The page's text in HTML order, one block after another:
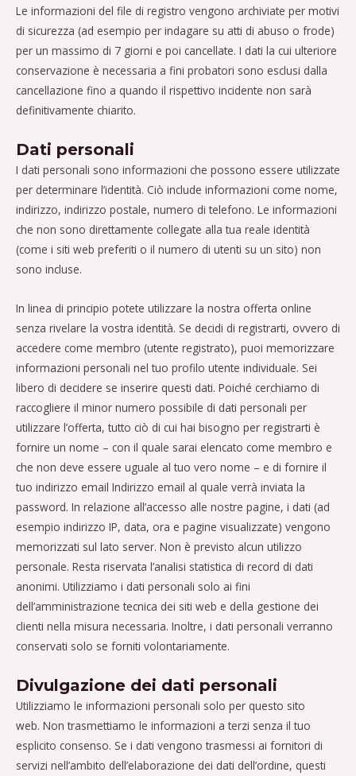
Le informazioni del file di registro vengono archiviate per motivi
di sicurezza (ad esempio per indagare su atti di abuso o frode)
per un massimo di 7 giorni e poi cancellate. I dati la cui ulteriore
conservazione è necessaria a fini probatori sono esclusi dalla
cancellazione fino a quando il rispettivo incidente non sarà
definitivamente chiarito.
Dati personali
I dati personali sono informazioni che possono essere utilizzate
per determinare l’identità. Ciò include informazioni come nome,
indirizzo, indirizzo postale, numero di telefono. Le informazioni
che non sono direttamente collegate alla tua reale identità
(come i siti web preferiti o il numero di utenti su un sito) non
sono incluse.
In linea di principio potete utilizzare la nostra offerta online
senza rivelare la vostra identità. Se decidi di registrarti, ovvero di
accedere come membro (utente registrato), puoi memorizzare
informazioni personali nel tuo profilo utente individuale. Sei
libero di decidere se inserire questi dati. Poiché cerchiamo di
raccogliere il minor numero possibile di dati personali per
utilizzare l’offerta, tutto ciò di cui hai bisogno per registrarti è
fornire un nome – con il quale sarai elencato come membro e
che non deve essere uguale al tuo vero nome – e di fornire il
tuo indirizzo email Indirizzo email al quale verrà inviata la
password. In relazione all’accesso alle nostre pagine, i dati (ad
esempio indirizzo IP, data, ora e pagine visualizzate) vengono
memorizzati sul lato server. Non è previsto alcun utilizzo
personale. Resta riservata l’analisi statistica di record di dati
anonimi. Utilizziamo i dati personali solo ai fini
dell’amministrazione tecnica dei siti web e della gestione dei
clienti nella misura necessaria. Inoltre, i dati personali verranno
conservati solo se forniti volontariamente.
Divulgazione dei dati personali
Utilizziamo le informazioni personali solo per questo sito
web. Non trasmettiamo le informazioni a terzi senza il tuo
esplicito consenso. Se i dati vengono trasmessi ai fornitori di
servizi nell’ambito dell’elaborazione dei dati dell’ordine, questi